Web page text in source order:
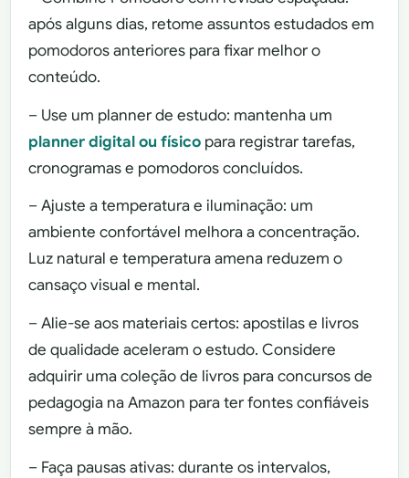
após alguns dias, retome assuntos estudados em
pomodoros anteriores para fixar melhor o
conteúdo.
– Use um planner de estudo: mantenha um
planner digital ou físico para registrar tarefas,
cronogramas e pomodoros concluídos.
– Ajuste a temperatura e iluminação: um
ambiente confortável melhora a concentração.
Luz natural e temperatura amena reduzem o
cansaço visual e mental.
– Alie-se aos materiais certos: apostilas e livros
de qualidade aceleram o estudo. Considere
adquirir uma coleção de livros para concursos de
pedagogia na Amazon para ter fontes confiáveis
sempre à mão.
– Faça pausas ativas: durante os intervalos,